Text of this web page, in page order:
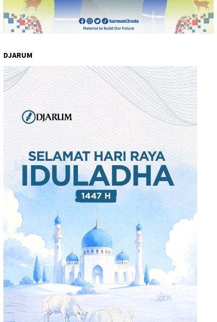
DJARUM